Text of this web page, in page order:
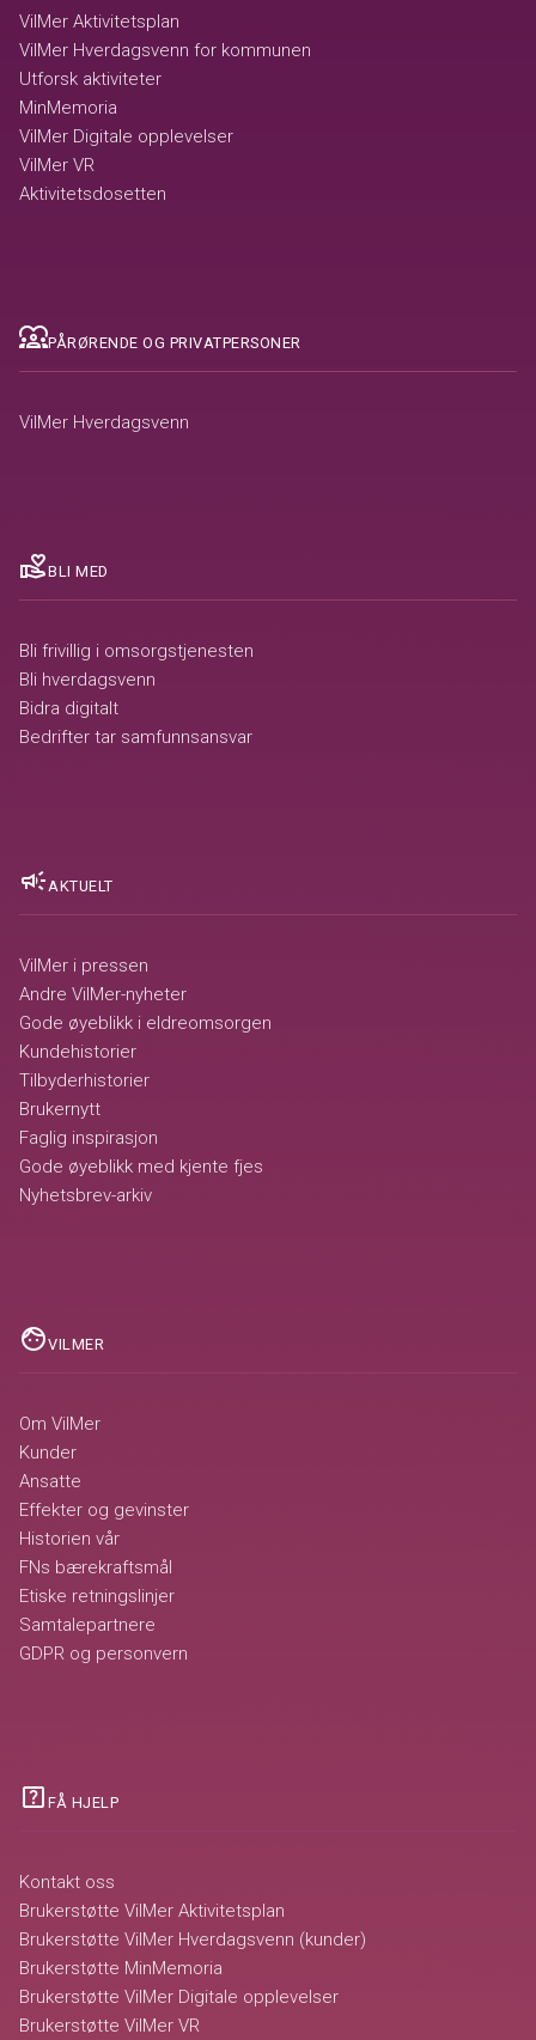
VilMer Aktivitetsplan
VilMer Hverdagsvenn for kommunen
Utforsk aktiviteter
MinMemoria
VilMer Digitale opplevelser
VilMer VR
Aktivitetsdosetten
diversity_1PÅRØRENDE OG PRIVATPERSONER
VilMer Hverdagsvenn
volunteer_activismBLI MED
Bli frivillig i omsorgstjenesten
Bli hverdagsvenn
Bidra digitalt
Bedrifter tar samfunnsansvar
campaignAKTUELT
VilMer i pressen
Andre VilMer-nyheter
Gode øyeblikk i eldreomsorgen
Kundehistorier
Tilbyderhistorier
Brukernytt
Faglig inspirasjon
Gode øyeblikk med kjente fjes
Nyhetsbrev-arkiv
faceVILMER
Om VilMer
Kunder
Ansatte
Effekter og gevinster
Historien vår
FNs bærekraftsmål
Etiske retningslinjer
Samtalepartnere
GDPR og personvern
help_center FÅ HJELP
Kontakt oss
Brukerstøtte VilMer Aktivitetsplan
Brukerstøtte VilMer Hverdagsvenn (kunder)
Brukerstøtte MinMemoria
Brukerstøtte VilMer Digitale opplevelser
Brukerstøtte VilMer VR